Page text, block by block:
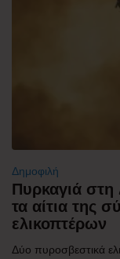
Δημοφιλή
Πυρκαγιά στη
τα αίτια της
ελικοπτέρων
Δύο πυροσβεστικά